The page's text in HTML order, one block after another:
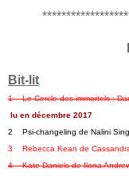
Bit-lit
1    Le Cercle des immortels :
lu en décembre 2017
2    Psi-changeling de Nalini
3    Rebecca Kean de
4    Kate Daniels de Ilona